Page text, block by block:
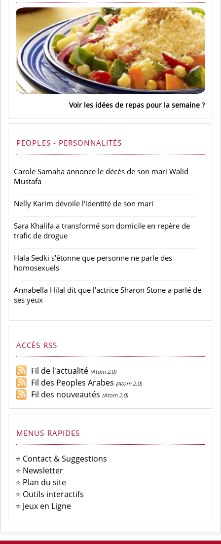
Voir les idées de repas pour la semaine
PEOPLES - PERSONNALITÉS
Carole Samaha annonce le décès de son mari Walid
Mustafa
Nelly Karim dévoile l'identité de son mari
Sara Khalifa a transformé son domicile en repère de
trafic de drogue
Hala Sedki s'étonne que personne ne parle des
homosexuels
Annabella Hilal dit que l'actrice Sharon Stone a parlé de
ses yeux
ACCÈS RSS
Fil de l'actualité (Atom 2.0)
Fil des Peoples Arabes (Atom 2.0)
Fil des nouveautés (Atom 2.0)
MENUS RAPIDES
⭐ Contact & Suggestions
⭐ Newsletter
⭐ Plan du site
⭐ Outils interactifs
⭐ Jeux en Ligne